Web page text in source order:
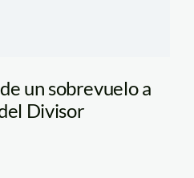
un sobrevuelo a
Divisor